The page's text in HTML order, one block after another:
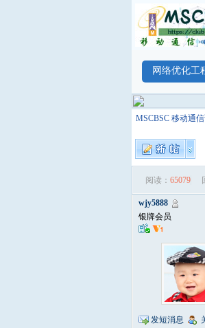
网络优化工
MSCBSC 移动通
阅读： 65079
wjy5888
银牌会员
发短消息